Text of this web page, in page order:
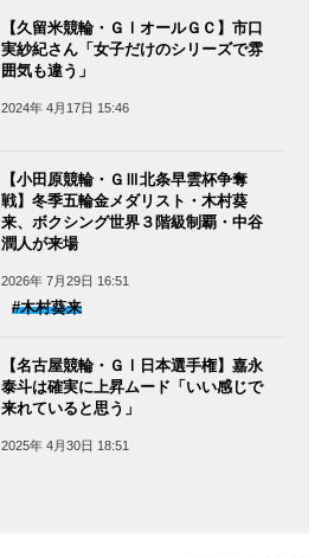
【久留米競輪・ＧⅠオールＧＣ】市口
実紗紀さん「女子だけのシリーズで雰
囲気も違う」
2024年 4月17日 15:46
【小田原競輪・ＧⅢ北条早雲杯争奪
戦】冬季五輪金メダリスト・木村葵
来、ボクシング世界３階級制覇・中谷
潤人が来場
2026年 7月29日 16:51
#木村葵来
【名古屋競輪・ＧⅠ日本選手権】嘉永
泰斗は確実に上昇ムード「いい感じで
来れていると思う」
2025年 4月30日 18:51